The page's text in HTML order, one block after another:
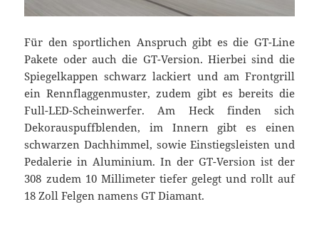
Für den sportlichen Anspruch gibt es die GT-Line
Pakete oder auch die GT-Version. Hierbei sind die
Spiegelkappen schwarz lackiert und am Frontgrill
ein Rennflaggenmuster, zudem gibt es bereits die
Full-LED-Scheinwerfer. Am Heck finden sich
Dekorauspuffblenden, im Innern gibt es einen
schwarzen Dachhimmel, sowie Einstiegsleisten und
Pedalerie in Aluminium. In der GT-Version ist der
308 zudem 10 Millimeter tiefer gelegt und rollt auf
18 Zoll Felgen namens GT Diamant.